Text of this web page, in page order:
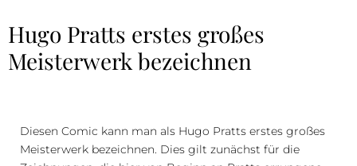
Hugo Pratts erstes großes
Meisterwerk bezeichnen
Diesen Comic kann man als Hugo Pratts erstes großes
Meisterwerk bezeichnen. Dies gilt zunächst für die